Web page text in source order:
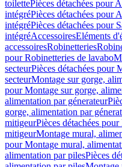
toilettePièces détachées pour
intégréPièces détachées pour
intégréPièces détachées pour
intégréAccessoiresEléments
accessoiresRobinetteries
pour Robinetteries de lavabo
secteurPièces détachées pour
secteurMontage sur gorge,
pour Montage sur gorge,
alimentation par génerateur
gorge, alimentation par
mitigeurPièces détachées
mitigeurMontage mural,
pour Montage mural,
alimentation par pilesPièces